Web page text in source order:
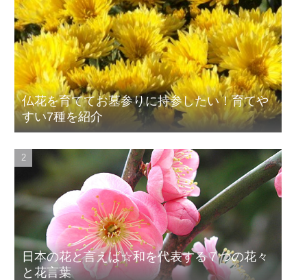
仏花を育ててお墓参りに持参したい！育てや
すい7種を紹介
日本の花と言えば☆和を代表する７つの花々
と花言葉